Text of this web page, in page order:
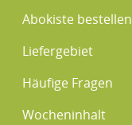
Abokiste bestellen
Liefergebiet
Häufige Fragen
Wocheninhalt